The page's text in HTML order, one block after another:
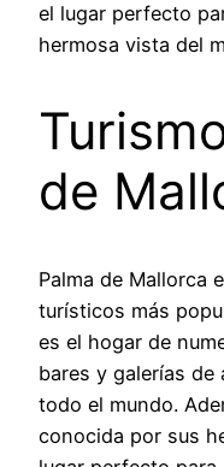
el lugar perfecto
hermosa vista del
de
Palma de Mallorca
turísticos más
es el hogar de
bares y galerías
todo el mundo.
conocida por sus